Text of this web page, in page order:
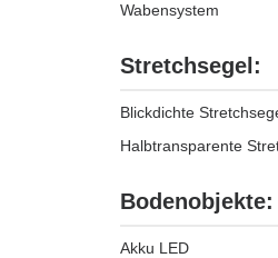
Wabensystem
Stretchsegel:
Blickdichte
Halbtransparente
Bodenobjekte:
Akku LED